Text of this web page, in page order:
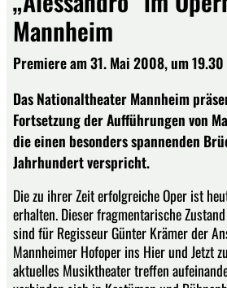
Mannheim
Premiere am 31. Mai 2008, um
Das Nationaltheater Mannheim
Fortsetzung der Aufführungen von
die einen besonders spannenden
Jahrhundert verspricht.
Die zu ihrer Zeit erfolgreiche Oper ist
erhalten. Dieser fragmentarische
sind für Regisseur Günter Krämer der
Mannheimer Hofoper ins Hier und Jetzt
aktuelles Musiktheater treffen